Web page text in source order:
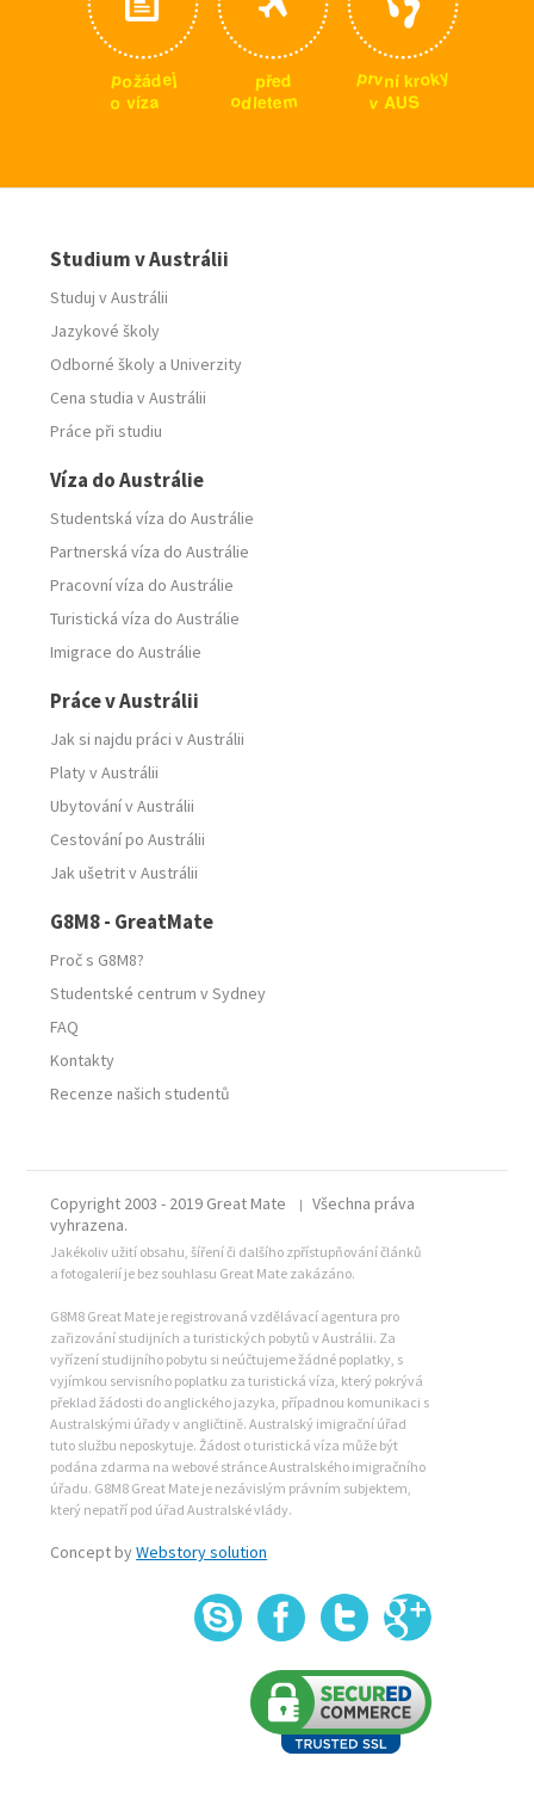
požádej
o víza
před
odletem
prvníkroky
v AUS
Studium v Austrálii
Studuj v Austrálii
Jazykové školy
Odborné školy aUniverzity
Cena studia v Austrálii
Práce při studiu
Víza do Austrálie
Studentská víza do Austrálie
Partnerská víza do Austrálie
Pracovní víza do Austrálie
Turistická víza do Austrálie
Imigrace do Austrálie
Práce v Austrálii
Jak si najdu práci v Austrálii
Platy v Austrálii
Ubytování v Austrálii
Cestování po Austrálii
Jak ušetrit v Austrálii
G8M8 - GreatMate
Proč s G8M8?
Studentské centrum v Sydney
FAQ
Kontakty
Recenze našich studentů
Copyright 2003 - 2019 Great Mate |
Všechna práva
vyhrazena.
Jakékoliv užití obsahu, šíření či dalšího zpřístupňování článků
a fotogalerií je bez souhlasu Great Mate zakázáno.
G8M8 Great Mate je registrovaná vzdělávací agentura pro
zařizování studijních a turistických pobytů v Austrálii. Za
vyřízení studijního pobytu si neúčtujeme žádné poplatky, s
vyjímkou servisního poplatku za turistická víza, který pokrývá
překlad žádosti do anglického jazyka, případnou komunikaci s
Australskými úřady v angličtině. Australský imigrační úřad
tuto službu neposkytuje. Žádost o turistická víza může být
podána zdarma na webové stránce Australského imigračního
úřadu. G8M8 Great Mate je nezávislým právním subjektem,
který nepatří pod úřad Australské vlády.
Concept byWebstory solution
+